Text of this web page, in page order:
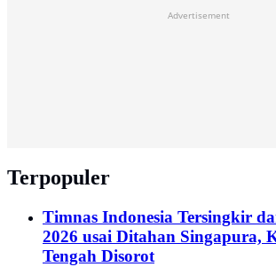
Advertisement
Terpopuler
Timnas Indonesia Tersingkir
2026 usai Ditahan Singapura,
Tengah Disorot